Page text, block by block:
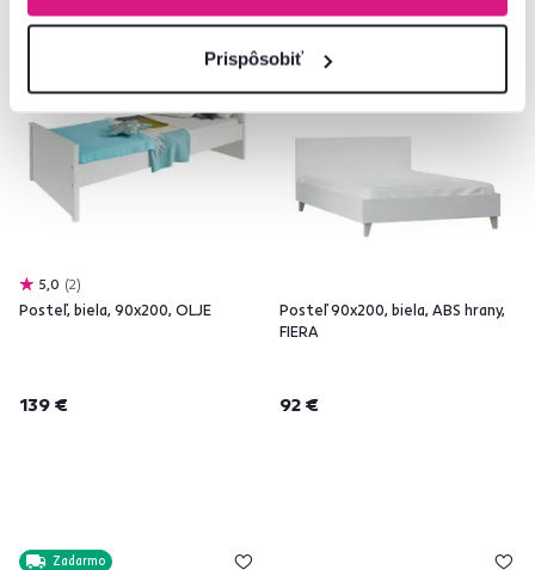
Prispôsobiť
Výpredaj
5,0 2
Posteľ, biela, 90x200, OLJE
139 €
Posteľ 90x200, biela, ABS hrany,
FIERA
92 €
Zadarmo